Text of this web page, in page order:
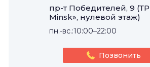
пр-т Победителей, 9
Minsk», нулевой этаж)
пн.-вс.:10:00–22:00
Позвонить